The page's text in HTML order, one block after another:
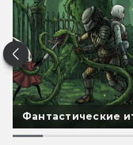
Фантастические